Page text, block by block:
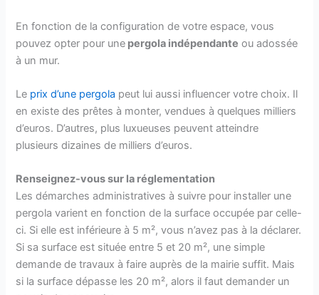
En fonction de la configuration de votre espace, vous
pouvez opter pour une pergola indépendante ou adossée
à un mur.
Le prix d’une pergola peut lui aussi influencer votre choix. Il
en existe des prêtes à monter, vendues à quelques milliers
d’euros. D’autres, plus luxueuses peuvent atteindre
plusieurs dizaines de milliers d’euros.
Renseignez-vous sur la réglementation
Les démarches administratives à suivre pour installer une
pergola varient en fonction de la surface occupée par celle-
ci. Si elle est inférieure à 5 m², vous n’avez pas à la déclarer.
Si sa surface est située entre 5 et 20 m², une simple
demande de travaux à faire auprès de la mairie suffit. Mais
si la surface dépasse les 20 m², alors il faut demander un